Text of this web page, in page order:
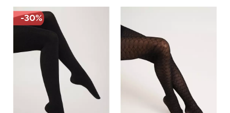
-30%
STRING BRIEFS (черный)
Giulia
299 грн.
(белый) Giulia
299 грн.499 грн.